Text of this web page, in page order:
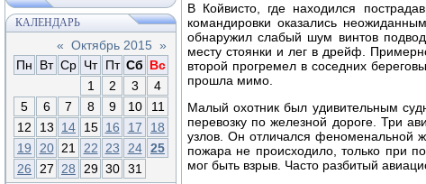
КАЛЕНДАРЬ
« Октябрь 2015 »
Пн
Вт Ср Чт Пт Сб Вс
1
2 3
4
5
6 7 8 9 10
11
12
13 14 15 16 17
18
19
20 21 22 23 24 25
26
27 28 29 30 31
В Койвисто, где находился
командировки оказались
обнаружил слабый шум винтов
месту стоянки и лег в дрейф.
второй прогремел в соседних
прошла мимо.
Малый охотник был удивительным
перевозку по железной дороге. Три
узлов. Он отличался феноменальной
пожара не происходило, только при
мог быть взрыв. Часто разбитый